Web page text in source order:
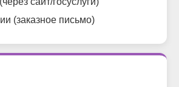
(заказное письмо)